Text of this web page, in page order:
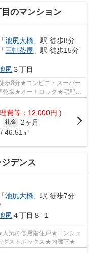
のマンション
「池尻大橋 」駅 徒歩8分
「三軒茶屋 」駅 徒歩15分
尻３丁目
歩8分★コンビニ・スーパー
乾燥★オートロック★宅配
費等：12,000円 )
礼金
2ヶ月
46.51㎡
デンス
「池尻大橋 」駅 徒歩7分
尻４丁目８-１
気の低層階住戸★コンシェ
ダストボックス★内廊下★